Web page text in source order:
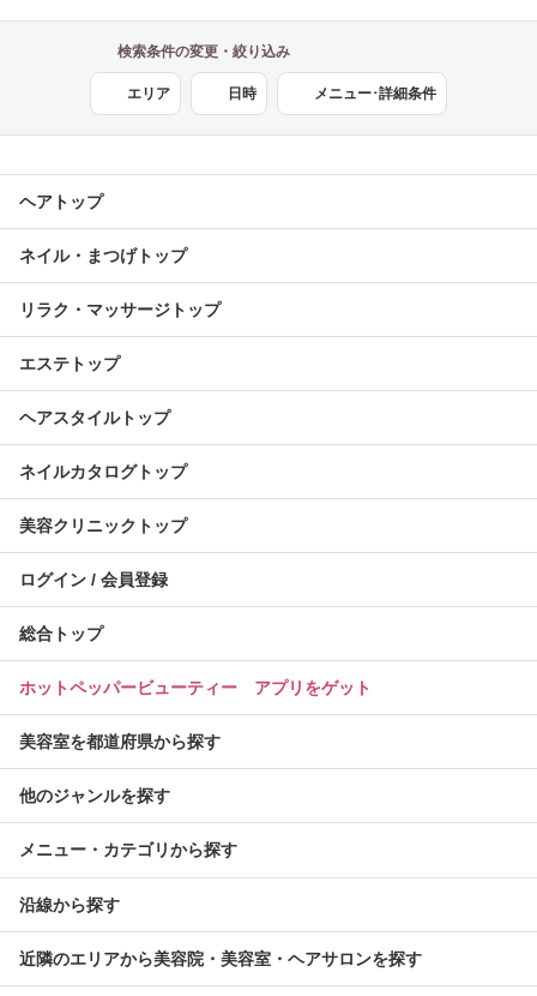
検索条件の変更・絞り込み
エリア 日時 メニュー･詳細条件
ヘアトップ
ネイル・まつげトップ
リラク・マッサージトップ
エステトップ
ヘアスタイルトップ
ネイルカタログトップ
美容クリニックトップ
ログイン / 会員登録
総合トップ
ホットペッパービューティー アプリをゲット
美容室を都道府県から探す
他のジャンルを探す
メニュー・カテゴリから探す
沿線から探す
近隣のエリアから美容院・美容室・ヘアサロンを探す